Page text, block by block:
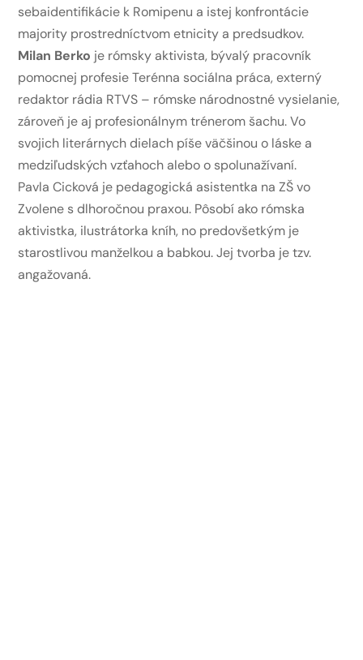
sebaidentifikácie k Romipenu a istej konfrontácie
majority prostredníctvom etnicity a predsudkov.
Milan Berko je rómsky aktivista, bývalý pracovník
pomocnej profesie Terénna sociálna práca, externý
redaktor rádia RTVS – rómske národnostné vysielanie,
zároveň je aj profesionálnym trénerom šachu. Vo
svojich literárnych dielach píše väčšinou o láske a
medziľudských vzťahoch alebo o spolunažívaní.
Pavla Cicková je pedagogická asistentka na ZŠ vo
Zvolene s dlhoročnou praxou. Pôsobí ako rómska
aktivistka, ilustrátorka kníh, no predovšetkým je
starostlivou manželkou a babkou. Jej tvorba je tzv.
angažovaná.